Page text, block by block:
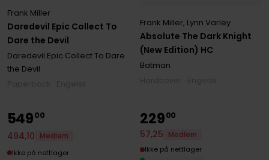
Daredevil Epic Collect To
Dare the Devil
Frank Miller
Daredevil Epic Collect To Dare
the Devil
Absolute The Dark Knight
(New Edition) HC
Frank Miller, Lynn Varley
Batman
54900
494,10
Medlem
Ikke på nettlager
22900
57,25
Medlem
Ikke på nettlager